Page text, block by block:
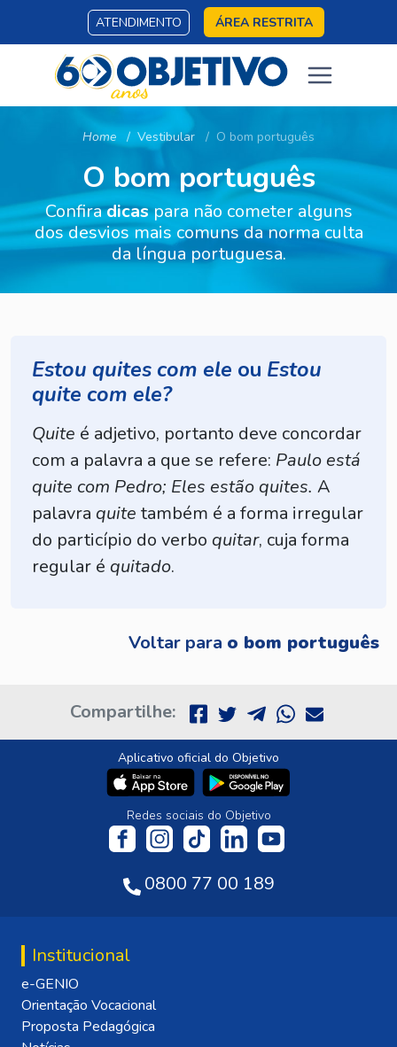
ATENDIMENTO ÁREA RESTRITA
Home Vestibular O bom português
O bom português
Confiradicaspara não cometer alguns
dos desvios mais comuns da norma culta
da língua portuguesa.
Estou quites com ele ou Estou
quite com ele?
Quite é adjetivo, portanto deve concordar
com a palavra a que se refere: Paulo está
quite com Pedro; Eles estão quites. A
palavra quite também é a forma irregular
do particípio do verbo quitar, cuja forma
regular é quitado.
Voltar para o bom português
Compartilhe:
Aplicativo oficial do Objetivo
Redes sociais do Objetivo
0800 77 00 189
Institucional
e-GENIO
Orientação Vocacional
Proposta Pedagógica